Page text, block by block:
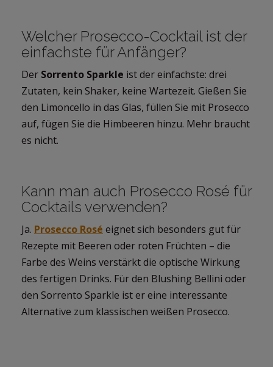
Welcher Prosecco-Cocktail ist der
einfachste für Anfänger?
Der Sorrento Sparkle ist der einfachste: drei
Zutaten, kein Shaker, keine Wartezeit. Gießen Sie
den Limoncello in das Glas, füllen Sie mit Prosecco
auf, fügen Sie die Himbeeren hinzu. Mehr braucht
es nicht.
Kann man auch Prosecco Rosé für
Cocktails verwenden?
Ja. Prosecco Rosé eignet sich besonders gut für
Rezepte mit Beeren oder roten Früchten – die
Farbe des Weins verstärkt die optische Wirkung
des fertigen Drinks. Für den Blushing Bellini oder
den Sorrento Sparkle ist er eine interessante
Alternative zum klassischen weißen Prosecco.